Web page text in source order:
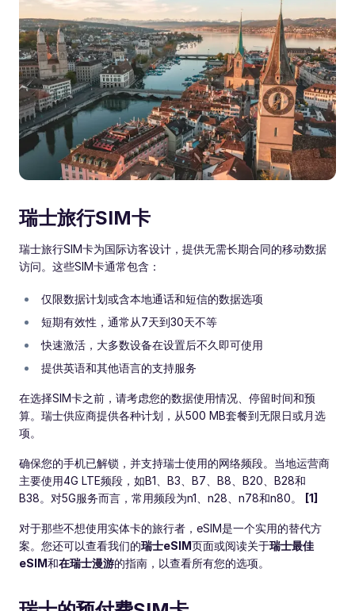
瑞士旅行SIM卡
瑞士旅行SIM卡为国际访客设计，提供无需长期合同的移动数据
访问。这些SIM卡通常包含：
仅限数据计划或含本地通话和短信的数据选项
短期有效性，通常从7天到30天不等
快速激活，大多数设备在设置后不久即可使用
提供英语和其他语言的支持服务
在选择SIM卡之前，请考虑您的数据使用情况、停留时间和预
算。瑞士供应商提供各种计划，从500 MB套餐到无限日或月选
项。
确保您的手机已解锁，并支持瑞士使用的网络频段。当地运营商
主要使用4G LTE频段，如B1、B3、B7、B8、B20、B28和
B38。对5G服务而言，常用频段为n1、n28、n78和n80。
[1]
对于那些不想使用实体卡的旅行者，eSIM是一个实用的替代方
案。您还可以查看我们的瑞士eSIM页面或阅读关于瑞士最佳
eSIM和在瑞士漫游的指南，以查看所有您的选项。